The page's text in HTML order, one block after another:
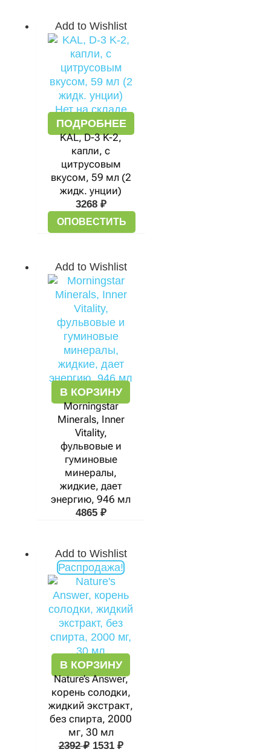
Add to Wishlist
Нет на складе
ПОДРОБНЕЕ
KAL, D-3 K-2,
капли, с
цитрусовым
вкусом, 59 мл (2
жидк. унции)
3268 ₽
ОПОВЕСТИТЬ
Add to Wishlist
В КОРЗИНУ
Morningstar
Minerals, Inner
Vitality,
фульвовые и
гуминовые
минералы,
жидкие, дает
энергию, 946 мл
4865 ₽
Add to Wishlist
Распродажа!
В КОРЗИНУ
Nature’s Answer,
корень солодки,
жидкий экстракт,
без спирта, 2000
мг, 30 мл
2392₽
Первоначальная
цена
составляла
2392 ₽.
1531 ₽
Текущая
цена: